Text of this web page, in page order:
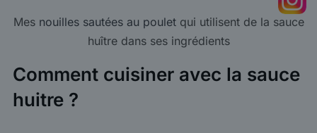
Mes nouilles sautées au pouletqui utilisent de la sauce
huître dans ses ingrédients
Comment cuisiner avec la sauce
huitre ?